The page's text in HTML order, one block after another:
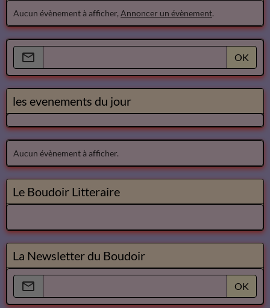
Aucun évènement à afficher, Annoncer un évènement.
OK
les evenements du jour
Aucun évènement à afficher.
Le Boudoir Litteraire
La Newsletter du Boudoir
OK